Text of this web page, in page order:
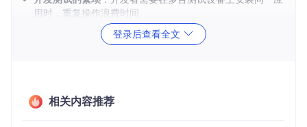
用时，重复操作浪费时间
这些场景下，传统的USB连接方式就像用"写信"来传递信息
——虽然可行，但在即时通讯的时代显得格格不入。APK Inst
无线应用传输的工作原理
登录后查看全文
相关内容推荐